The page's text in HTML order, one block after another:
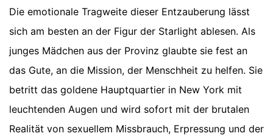
Die emotionale Tragweite dieser Entzauberung lässt
sich am besten an der Figur der Starlight ablesen. Als
junges Mädchen aus der Provinz glaubte sie fest an
das Gute, an die Mission, der Menschheit zu helfen. Sie
betritt das goldene Hauptquartier in New York mit
leuchtenden Augen und wird sofort mit der brutalen
Realität von sexuellem Missbrauch, Erpressung und der